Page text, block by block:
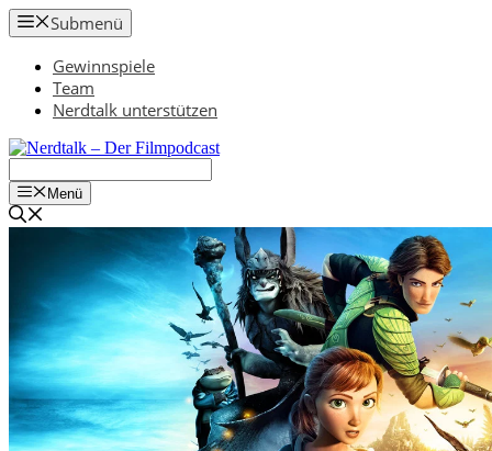
Zum
Inhalt
springen
Submenü
Gewinnspiele
Team
Nerdtalk unterstützen
Menü